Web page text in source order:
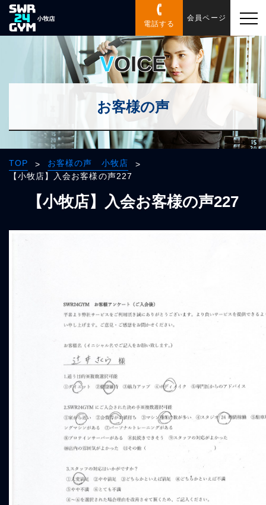
電話する
会員ページ
VOICE
お客様の声
TOP > お客様の声 小牧店
>
【小牧店】入会お客様の声227
【小牧店】入会お客様の声227